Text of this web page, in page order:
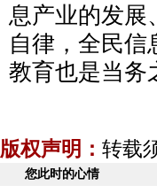
息产业的发展
自律，全民信
教育也是当务
版权声明： 转载
您此时的心情